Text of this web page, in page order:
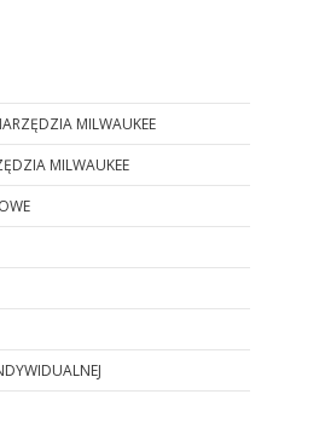
MILWAUKEE
MILWAUKEE